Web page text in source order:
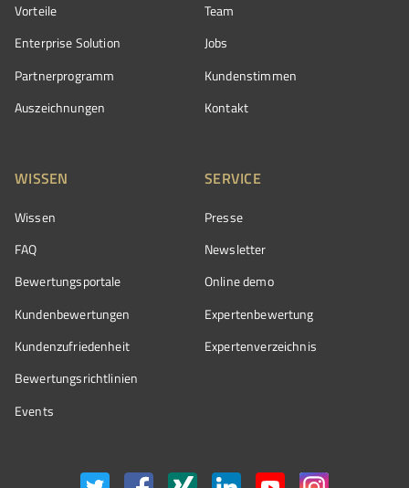
Vorteile
Enterprise Solution
Partnerprogramm
Auszeichnungen
Team
Jobs
Kundenstimmen
Kontakt
WISSEN
Wissen
FAQ
Bewertungsportale
Kundenbewertungen
Kundenzufriedenheit
Bewertungs­richtlinien
Events
SERVICE
Presse
Newsletter
Online demo
Expertenbewertung
Expertenverzeichnis